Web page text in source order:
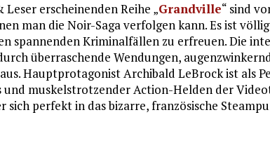
erscheinenden Reihe „Grandville“ sind
man die Noir-Saga verfolgen kann. Es ist
spannenden Kriminalfällen zu erfreuen. Die
überraschende Wendungen,
Hauptprotagonist Archibald LeBrock ist als
und muskelstrotzender Action-Helden der
perfekt in das bizarre, französische